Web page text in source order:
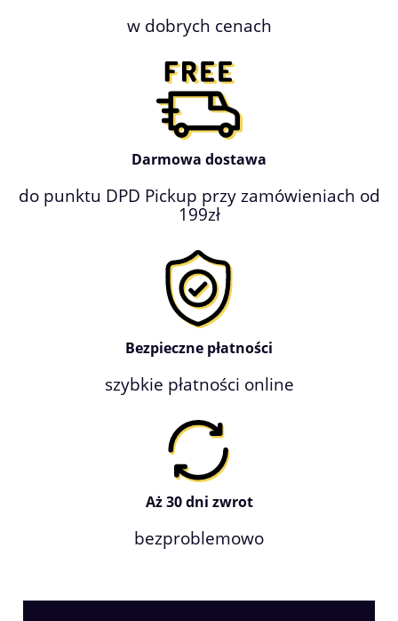
w dobrych cenach
Darmowa dostawa
do punktu DPD Pickup przy zamówieniach od
199zł
Bezpieczne płatności
szybkie płatności online
Aż 30 dni zwrot
bezproblemowo